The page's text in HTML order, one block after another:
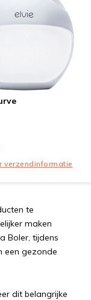
verzendinformatie
te
maken
Boler, tijdens
een gezonde
dit belangrijke